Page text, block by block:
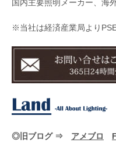
国内主要照明メーカー、海
※当社は経済産業局より
◎旧ブログ ⇒ アメブロ